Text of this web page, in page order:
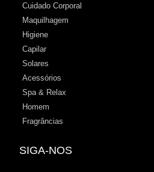
Cuidado Corporal
Maquilhagem
Higiene
Capilar
Solares
Acessórios
Spa & Relax
Homem
Fragrâncias
SIGA-NOS